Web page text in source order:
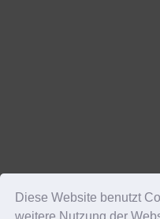
Diese Website benutzt
weitere Nutzung der